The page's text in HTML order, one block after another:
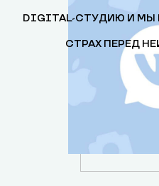
DIGITAL-СТУДИЮ И
СТРАХ ПЕРЕД